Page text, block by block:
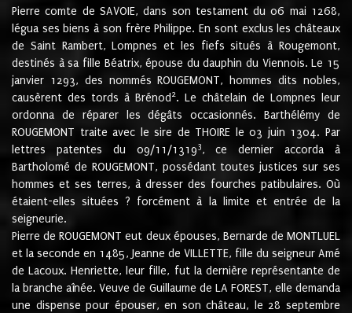
Pierre comte de SAVOIE, dans son testament du 06 mai 1268,
légua ses biens à son frère Philippe. En sont exclus les châteaux
de Saint Rambert, Lompnes et les fiefs situés à Rougemont,
destinés à sa fille Béatrix, épouse du dauphin du Viennois. Le 15
janvier 1293, des nommés ROUGEMONT, hommes dits nobles,
causèrent des tords à Brénod 2. Le châtelain de Lompnes leur
ordonna de réparer les dégâts occasionnés. Barthélémy de
ROUGEMONT traite avec le sire de THOIRE le 03 juin 1304. Par
lettres patentes du 09/11/13193, ce dernier accorda à
Bartholomé de ROUGEMONT, possédant toutes justices sur ses
hommes et ses terres, à dresser des fourches patibulaires. Où
étaient-elles situées ? forcément à la limite et entrée de la
seigneurie.
Pierre de ROUGEMONT eut deux épouses, Bernarde de MONTLUEL
et la seconde en 1485, Jeanne de VILLETTE, fille du seigneur Amé
de Lacoux. Henriette, leur fille, fut la dernière représentante de
la branche aînée. Veuve de Guillaume de LA FOREST, elle demanda
une dispense pour épouser, en son château, le 28 septembre